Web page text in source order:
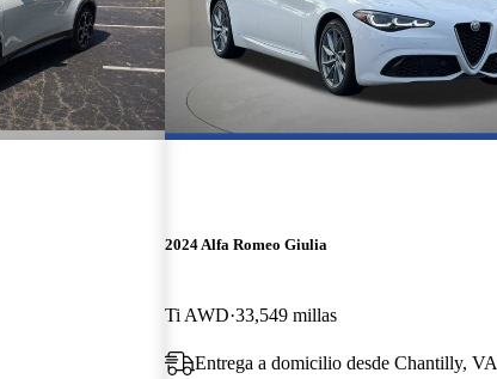
2024 Alfa Romeo Giulia
Ti AWD 33,549 millas
Entrega a domicilio desde Chantilly, VA